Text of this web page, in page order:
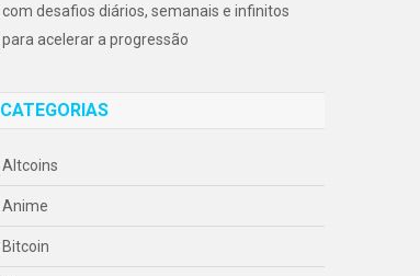
com desafios diários, semanais e infinitos
para acelerar a progressão
CATEGORIAS
Altcoins
Anime
Bitcoin